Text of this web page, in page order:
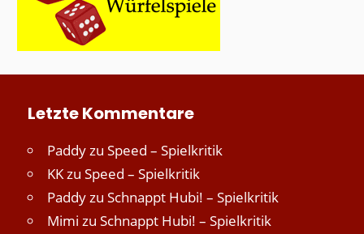
Letzte Kommentare
Paddyzu Speed – Spielkritik
KKzu Speed – Spielkritik
Paddyzu Schnappt Hubi! – Spielkritik
Mimi zu Schnappt Hubi! – Spielkritik